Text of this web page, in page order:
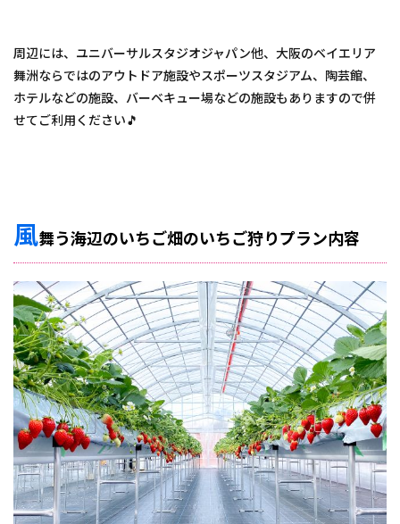
周辺には、ユニバーサルスタジオジャパン他、大阪のベイエリア
舞洲ならではのアウトドア施設やスポーツスタジアム、陶芸館、
ホテルなどの施設、バーベキュー場などの施設もありますので併
せてご利用ください🎵
風舞う海辺のいちご畑のいちご狩りプラン内容